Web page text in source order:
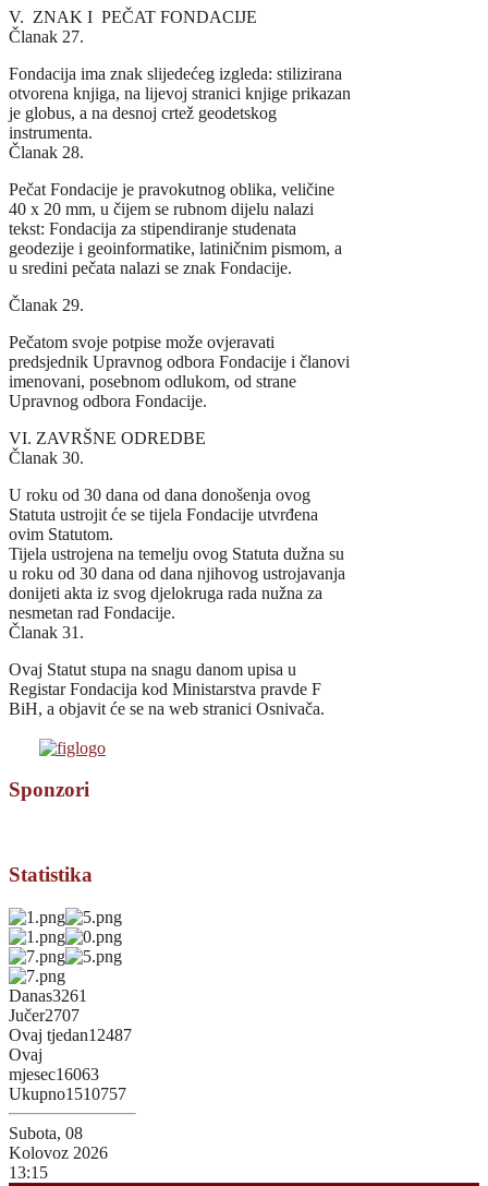
V. ZNAK I PEČAT FONDACIJE
Članak 27.
Fondacija ima znak slijedećeg izgleda: stilizirana
otvorena knjiga, na lijevoj stranici knjige prikazan
je globus, a na desnoj crtež geodetskog
instrumenta.
Članak 28.
Pečat Fondacije je pravokutnog oblika, veličine
40 x 20 mm, u čijem se rubnom dijelu nalazi
tekst: Fondacija za stipendiranje studenata
geodezije i geoinformatike, latiničnim pismom, a
u sredini pečata nalazi se znak Fondacije.
Članak 29.
Pečatom svoje potpise može ovjeravati
predsjednik Upravnog odbora Fondacije i članovi
imenovani, posebnom odlukom, od strane
Upravnog odbora Fondacije.
VI. ZAVRŠNE ODREDBE
Članak 30.
U roku od 30 dana od dana donošenja ovog
Statuta ustrojit će se tijela Fondacije utvrđena
ovim Statutom.
Tijela ustrojena na temelju ovog Statuta dužna su
u roku od 30 dana od dana njihovog ustrojavanja
donijeti akta iz svog djelokruga rada nužna za
nesmetan rad Fondacije.
Članak 31.
Ovaj Statut stupa na snagu danom upisa u
Registar Fondacija kod Ministarstva pravde F
BiH, a objavit će se na web stranici Osnivača.
Sponzori
Statistika
Danas3261
Jučer2707
Ovaj tjedan12487
Ovaj
mjesec16063
Ukupno1510757
Subota, 08
Kolovoz 2026
13:15